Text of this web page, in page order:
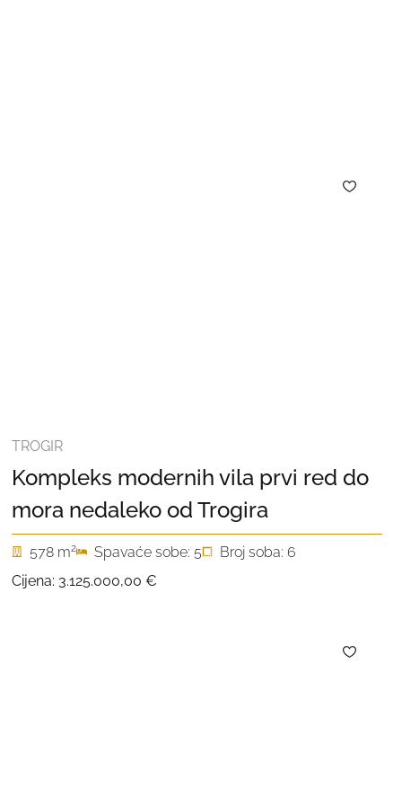
TROGIR
Kompleks modernih vila prvi red do
mora nedaleko od Trogira
578 m2 Spavaće sobe: 5
Broj soba: 6
Cijena: 3.125.000,00 €